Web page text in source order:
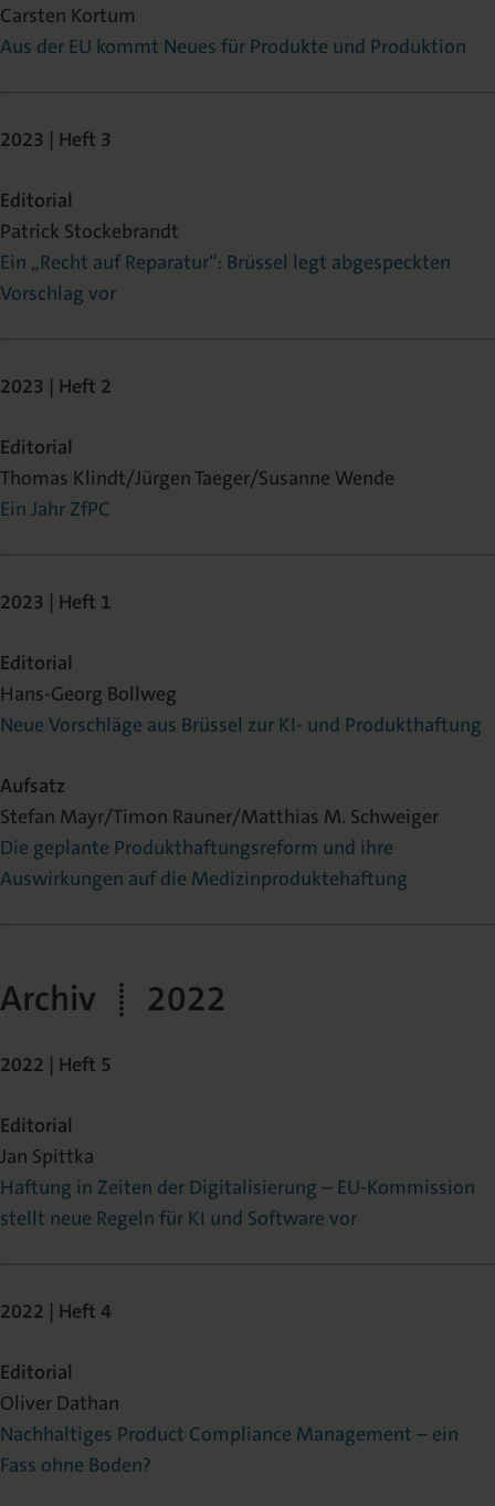
Carsten Kortum
Aus der EU kommt Neues für Produkte und Produktion
2023 | Heft 3
Editorial
Patrick Stockebrandt
Ein „Recht auf Reparatur“: Brüssel legt abgespeckten
Vorschlag vor
2023 | Heft 2
Editorial
Thomas Klindt/Jürgen Taeger/Susanne Wende
Ein Jahr ZfPC
2023 | Heft 1
Editorial
Hans-Georg Bollweg
Neue Vorschläge aus Brüssel zur KI- und Produkthaftung
Aufsatz
Stefan Mayr/Timon Rauner/Matthias M. Schweiger
Die geplante Produkthaftungsreform und ihre
Auswirkungen auf die Medizinproduktehaftung
Archiv | 2022
2022 | Heft 5
Editorial
Jan Spittka
Haftung in Zeiten der Digitalisierung – EU-Kommission
stellt neue Regeln für KI und Software vor
2022 | Heft 4
Editorial
Oliver Dathan
Nachhaltiges Product Compliance Management – ein
Fass ohne Boden?